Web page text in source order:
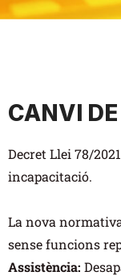
CANVI
Decret Llei 78/
incapacitació.
La nova
sense funcions
Assistència: